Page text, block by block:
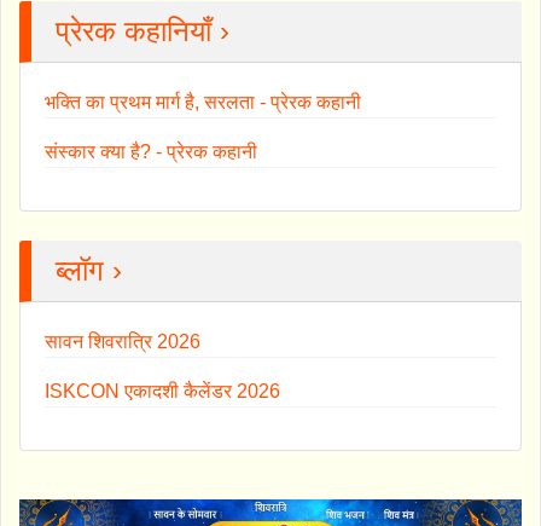
प्रेरक कहानियाँ ›
भक्ति का प्रथम मार्ग है, सरलता - प्रेरक कहानी
संस्कार क्या है? - प्रेरक कहानी
ब्लॉग ›
सावन शिवरात्रि 2026
ISKCON एकादशी कैलेंडर 2026